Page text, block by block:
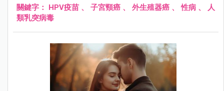
關鍵字： HPV疫苗 、 子宮頸癌 、 外生殖器癌 、性病 、
人
類乳突病毒